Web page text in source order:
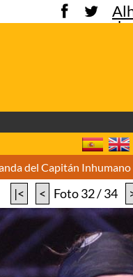
de
del Capitán
|< < Foto 32 / 34